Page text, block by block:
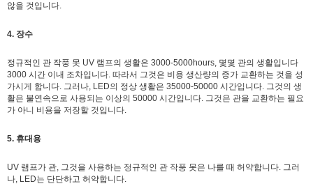
않을 것입니다.
4. 장수
정규적인 관 작풍 못 UV 램프의 생활은 3000-5000hours, 몇몇 관의 생활입니다
3000 시간 이내 조차입니다. 따라서 그것은 비용 생산량의 증가 교환하는 것을 성
가시게 합니다. 그러나, LED의 정상 생활은 35000-50000 시간입니다. 그것의 생
활은 불연속으로 사용되는 이상의 50000 시간입니다. 그것은 관을 교환하는 필요
가 아니 비용을 저장할 것입니다.
5. 휴대용
UV 램프가 관, 그것을 사용하는 정규적인 관 작풍 못은 나를 때 허약합니다. 그러
나, LED는 단단하고 허약합니다.